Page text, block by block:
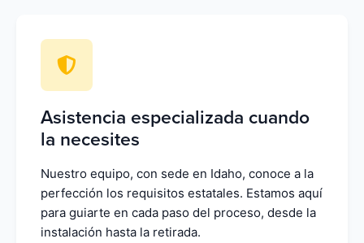
Asistencia especializada cuando
la necesites
Nuestro equipo, con sede en Idaho, conoce a la
perfección los requisitos estatales. Estamos aquí
para guiarte en cada paso del proceso, desde la
instalación hasta la retirada.